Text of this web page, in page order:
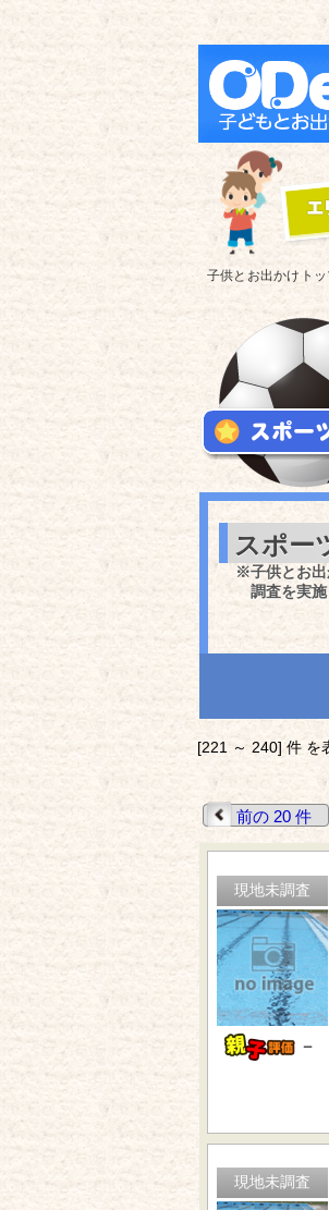
子供とお出かけ ト
スポー
※子供とお出
調査を実
[221 ～ 240] 件 を
前の 20 件
現地未調査
－
現地未調査